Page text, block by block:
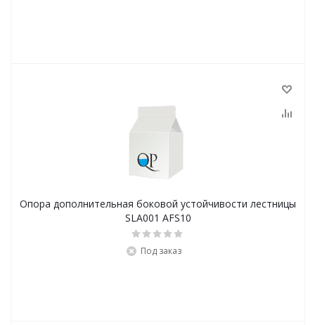
Опора дополнительная боковой устойчивости лестницы
SLA001 AFS10
Под заказ